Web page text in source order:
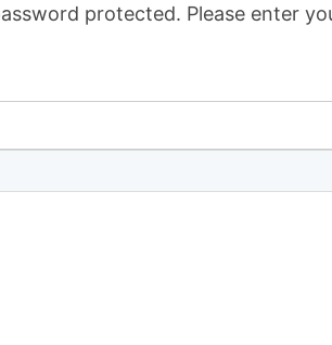
protected. Please enter